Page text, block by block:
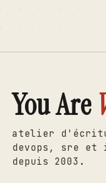
You Are
atelier
devops, sre
depuis 2003.